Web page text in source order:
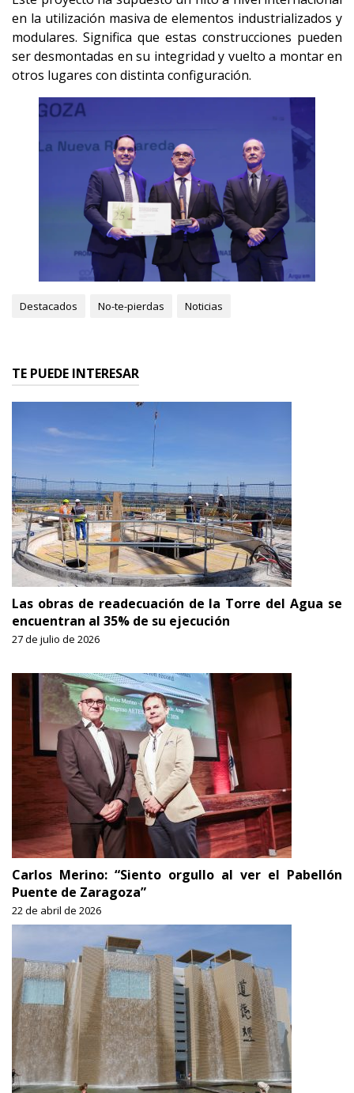
en la utilización masiva de elementos industrializados y
modulares. Significa que estas construcciones pueden
ser desmontadas en su integridad y vuelto a montar en
otros lugares con distinta configuración.
Destacados No-te-pierdas Noticias
TE PUEDE INTERESAR
Las obras de readecuación de la Torre del Agua se
encuentran al 35% de su ejecución
27 de julio de 2026
Carlos Merino: “Siento orgullo al ver el Pabellón
Puente de Zaragoza”
22 de abril de 2026